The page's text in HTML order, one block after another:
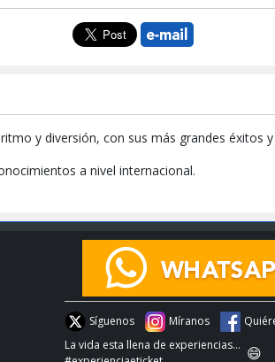
y diversión, con sus más grandes éxitos
a nivel internacional.
Síguenos Míranos
La vida esta llena de experiencias... 😄